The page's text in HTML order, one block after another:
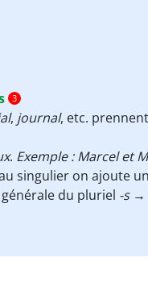
3
, journal, etc. prennent
. Exemple : Marcel et
singulier on ajoute
du pluriel -s→